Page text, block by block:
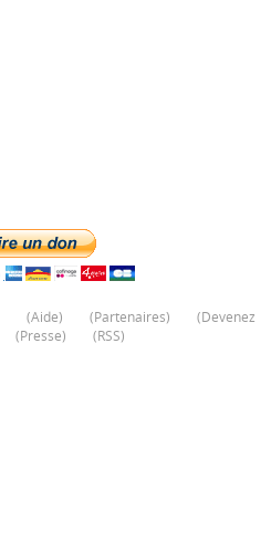
(Aide) (Partenaires) (Devenez
(Presse) (RSS)